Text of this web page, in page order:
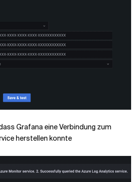
Grafana eine Verbindung zum
herstellen konnte